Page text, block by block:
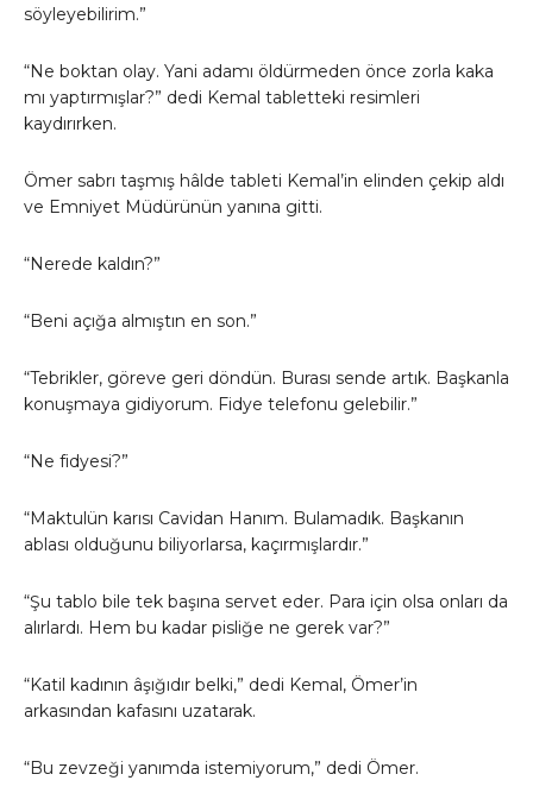
söyleyebilirim.”
“Ne boktan olay. Yani adamı öldürmeden önce zorla kaka
mı yaptırmışlar?” dedi Kemal tabletteki resimleri
kaydırırken.
Ömer sabrı taşmış hâlde tableti Kemal’in elinden çekip aldı
ve Emniyet Müdürünün yanına gitti.
“Nerede kaldın?”
“Beni açığa almıştın en son.”
“Tebrikler, göreve geri döndün. Burası sende artık. Başkanla
konuşmaya gidiyorum. Fidye telefonu gelebilir.”
“Ne fidyesi?”
“Maktulün karısı Cavidan Hanım. Bulamadık. Başkanın
ablası olduğunu biliyorlarsa, kaçırmışlardır.”
“Şu tablo bile tek başına servet eder. Para için olsa onları da
alırlardı. Hem bu kadar pisliğe ne gerek var?”
“Katil kadının âşığıdır belki,” dedi Kemal, Ömer’in
arkasından kafasını uzatarak.
“Bu zevzeği yanımda istemiyorum,” dedi Ömer.